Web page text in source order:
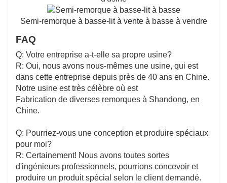
Semi-remorque à basse-lit à vente à basse à vendre
FAQ
Q: Votre entreprise a-t-elle sa propre usine?
R: Oui, nous avons nous-mêmes une usine, qui est
dans cette entreprise depuis près de 40 ans en Chine.
Notre usine est très célèbre où est
Fabrication de diverses remorques à Shandong, en
Chine.
Q: Pourriez-vous une conception et produire spéciaux
pour moi?
R: Certainement! Nous avons toutes sortes
d'ingénieurs professionnels, pourrions concevoir et
produire un produit spécial selon le client demandé.